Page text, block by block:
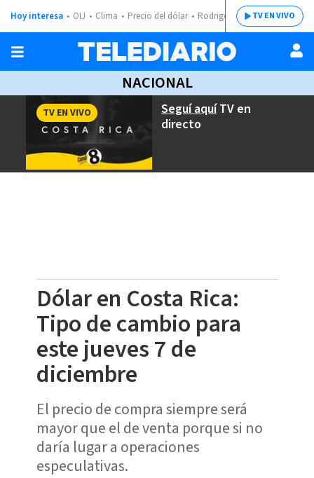
Hoy interesa OIJ Clima Precio del dólar Rodrigo ChavesTV EN VIVO
NACIONAL
Seguí aquíTV en
directo
TV EN VIVO
Dólar en Costa Rica:
Tipo de cambio para
este jueves 7 de
diciembre
El precio de compra siempre será
mayor que el de venta porque si no
daría lugar a operaciones
especulativas.